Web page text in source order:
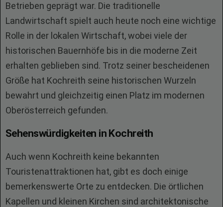
Betrieben geprägt war. Die traditionelle
Landwirtschaft spielt auch heute noch eine wichtige
Rolle in der lokalen Wirtschaft, wobei viele der
historischen Bauernhöfe bis in die moderne Zeit
erhalten geblieben sind. Trotz seiner bescheidenen
Größe hat Kochreith seine historischen Wurzeln
bewahrt und gleichzeitig einen Platz im modernen
Oberösterreich gefunden.
Sehenswürdigkeiten in Kochreith
Auch wenn Kochreith keine bekannten
Touristenattraktionen hat, gibt es doch einige
bemerkenswerte Orte zu entdecken. Die örtlichen
Kapellen und kleinen Kirchen sind architektonische